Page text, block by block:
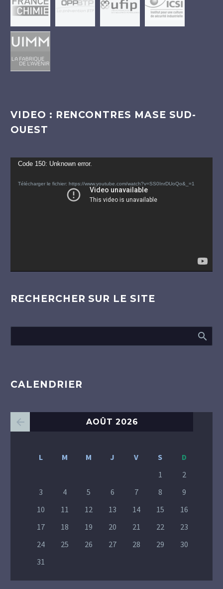
VIDEO : RENCONTRES MASE SUD-
OUEST
Lecteur
Code 150: Unknown error.
Télécharger le fichier: https://www.youtube.com/watch?v=SS0InrDUoQo&_=1
RECHERCHER SUR LE SITE
CALENDRIER
AOÛT 2026
L M M J V S
D
1
2
3
4 5 6 7 8
9
10
11 12 13 14 15
16
17
18 19 20 21 22
23
24
25 26 27 28 29
30
31